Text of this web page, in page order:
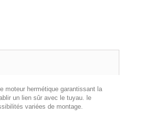
moteur hermétique garantissant la
un lien sûr avec le tuyau. le
variées de montage.